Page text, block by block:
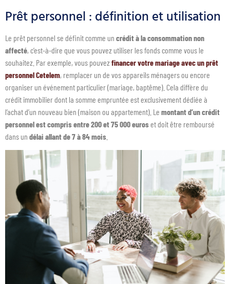
Prêt personnel : définition et utilisation
Le prêt personnel se définit comme un crédit à la consommation non
affecté, c’est-à-dire que vous pouvez utiliser les fonds comme vous le
souhaitez. Par exemple, vous pouvezfinancer votre mariage avec un prêt
personnel Cetelem, remplacer un de vos appareils ménagers ou encore
organiser un événement particulier (mariage, baptême). Cela diffère du
crédit immobilier dont la somme empruntée est exclusivement dédiée à
l’achat d’un nouveau bien (maison ou appartement). Le montant d’un crédit
personnel est compris entre 200 et 75 000 euroset doit être remboursé
dans un délai allant de 7 à 84 mois